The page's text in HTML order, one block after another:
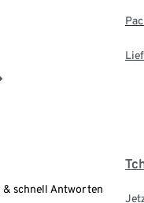
schnell Antworten